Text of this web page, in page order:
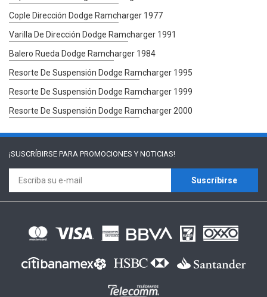
Cople Dirección Dodge Ramcharger 1977
Varilla De Dirección Dodge Ramcharger 1991
Balero Rueda Dodge Ramcharger 1984
Resorte De Suspensión Dodge Ramcharger 1995
Resorte De Suspensión Dodge Ramcharger 1999
Resorte De Suspensión Dodge Ramcharger 2000
¡SUSCRÍBIRSE PARA PROMOCIONES Y NOTICIAS!
Suscríbirse